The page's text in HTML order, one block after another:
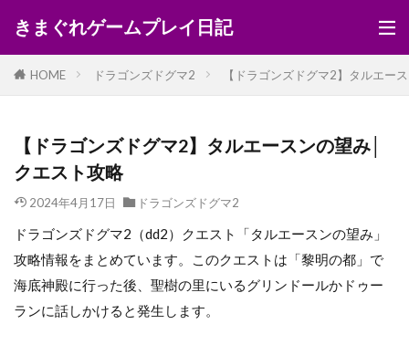
きまぐれゲームプレイ日記
HOME ドラゴンズドグマ2 【ドラゴンズドグマ2】タルエー
【ドラゴンズドグマ2】タルエースンの望み│
クエスト攻略
2024年4月17日 ドラゴンズドグマ2
ドラゴンズドグマ2（dd2）クエスト「タルエースンの望み」
攻略情報をまとめています。このクエストは「黎明の都」で
海底神殿に行った後、聖樹の里にいるグリンドールかドゥー
ランに話しかけると発生します。